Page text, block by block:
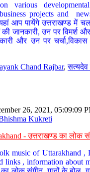
various
projects and
आप पायेंगे उत्तराखण्ड में
जानकारी, उन पर विमर्श
और उन पर
Chand Rajbar,सत्यदेव
26, 2021, 05:09:09
Kukreti
- उत्तराखण्ड का लोक
music of Uttarakhand ,
links , information about